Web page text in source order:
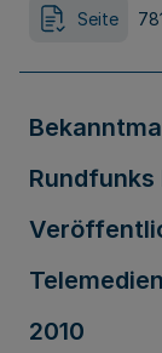
Seite
Rundfunks
2010